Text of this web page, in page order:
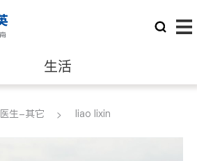
生活
律师
医生-其它 liao lixin